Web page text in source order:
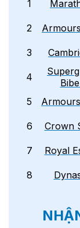
1
2
3
4
5
6
Crown
7
Royal
8